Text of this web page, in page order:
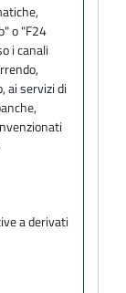
o "F24
i canali
ai servizi di
a derivati